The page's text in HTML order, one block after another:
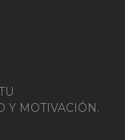
Y MOTIVACIÓN.